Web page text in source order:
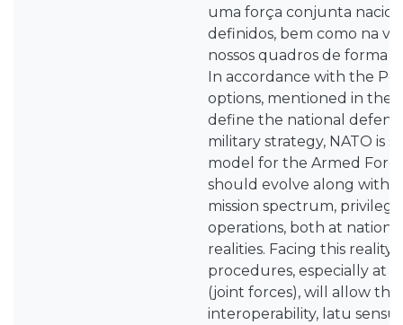
uma força conjunta
definidos, bem como na
nossos quadros de forma
In accordance with the
options, mentioned in the
define the national
military strategy, NATO is
model for the Armed
should evolve along with
mission spectrum,
operations, both at
realities. Facing this
procedures, especially at
(joint forces), will allow
interoperability, latu sensu,